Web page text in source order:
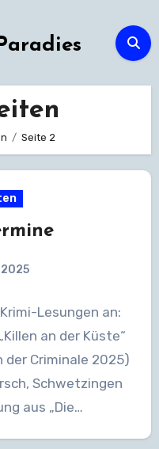
Seite 2
Lesungen an:
an der Küste“
der Criminale 2025)
Schwetzingen
aus „Die